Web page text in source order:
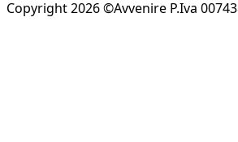
Copyright 2026 ©Avvenire P.Iva